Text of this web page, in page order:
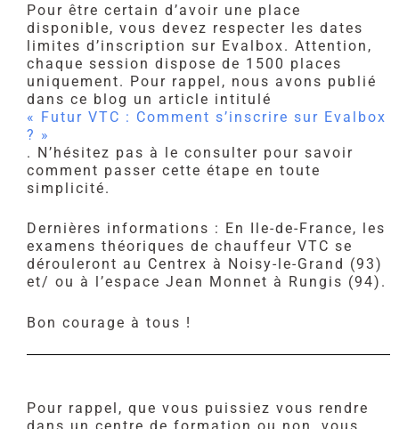
Pour être certain d’avoir une place
disponible, vous devez respecter les dates
limites d’inscription sur Evalbox. Attention,
chaque session dispose de 1500 places
uniquement. Pour rappel, nous avons publié
dans ce blog un article intitulé
« Futur VTC : Comment s’inscrire sur Evalbox
? »
. N’hésitez pas à le consulter pour savoir
comment passer cette étape en toute
simplicité.
Dernières informations : En Ile-de-France, les
examens théoriques de chauffeur VTC se
dérouleront au Centrex à Noisy-le-Grand (93)
et/ ou à l’espace Jean Monnet à Rungis (94).
Bon courage à tous !
Pour rappel, que vous puissiez vous rendre